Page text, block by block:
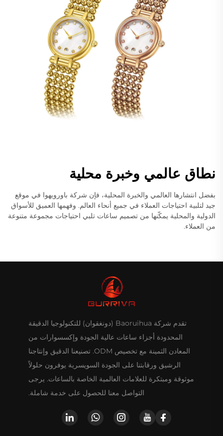
نطاق عالمي وخبرة محلية
بفضل انتشارها العالمي والخبرة المحلية، فإن شركة باورويهوا في موقع
جيد لتلبية احتياجات العملاء في جميع أنحاء العالم. وفهمها العميق للأسواق
الدولية والمحلية يمكّنها من تصميم ساعات تلبي احتياجات مجموعة متنوعة
من العملاء.
تقدم شركة Baoruihua (دونغقوان) للتكنولوجيا الدقيقة
المحدودة أجزاء ساعات عالية الجودة وإكسسوارات من
المعادن الثمينة مع تخصيص ODM. تصنيعنا الدقيق وإنتاجنا
الرشيق ورقابتنا على الجودة السويسرية يوفرون حلولاً
موثوقة ومبتكرة للعلامات العالمية الخاصة بالساعات. يرجى
التواصل معنا للحصول على خدمة شاملة.